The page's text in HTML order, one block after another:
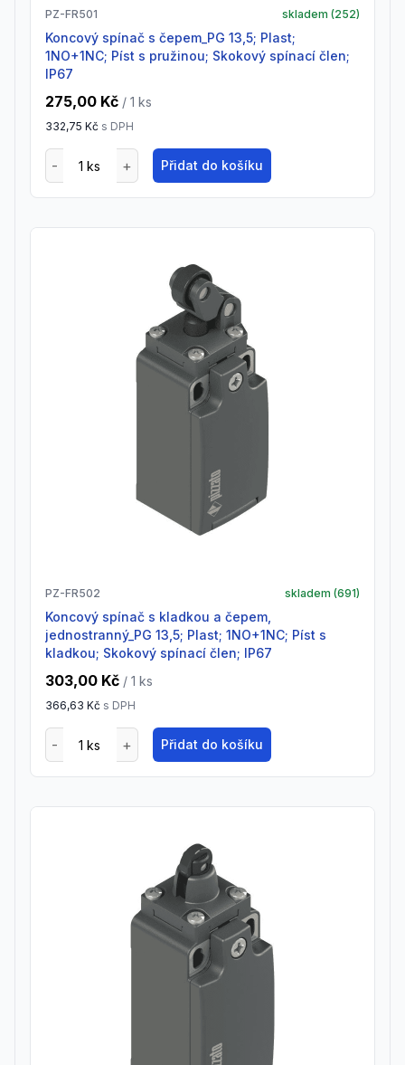
PZ-FR501 skladem (252)
Koncový spínač s čepem_PG 13,5; Plast;
1NO+1NC; Píst s pružinou; Skokový spínací člen;
IP67
275,00 Kč / 1 ks
332,75 Kč s DPH
Přidat do košíku
PZ-FR502 skladem (691)
Koncový spínač s kladkou a čepem,
jednostranný_PG 13,5; Plast; 1NO+1NC; Píst s
kladkou; Skokový spínací člen; IP67
303,00 Kč / 1 ks
366,63 Kč s DPH
Přidat do košíku